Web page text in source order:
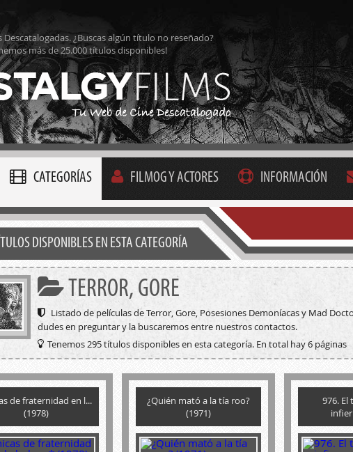
Descatalogadas. ¿Buscas algún título no reseñado?
más de 25.000 títulos disponibles!
CATEGORÍAS FILMOG Y ACTORES INFORMACIÓN
DISPONIBLES EN ESTA CATEGORÍA
TERROR, GORE
Listado de películas de Terror, Gore, Posesiones Demoníacas y Mad
dudes en preguntar y la buscaremos entre nuestros contactos.
Tenemos 295 títulos disponibles en esta categoría. En total hay 6 páginas
de fraternidad en l...
(1978)
¿Quién mató a la tía roo?
(1971)
976. El